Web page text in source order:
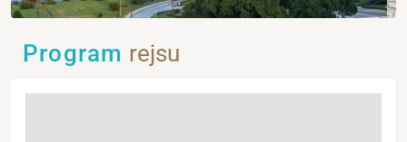
Program rejsu